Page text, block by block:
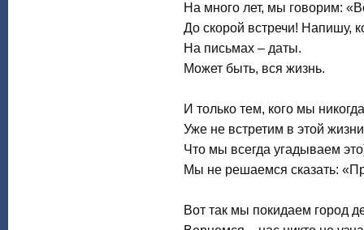
На много лет, мы говорим:
До скорой встречи! Напишу,
На письмах – даты.
Может быть, вся жизнь.
И только тем, кого мы никогда
Уже не встретим в этой
Что мы всегда угадываем
Мы не решаемся сказать:
Вот так мы покидаем город